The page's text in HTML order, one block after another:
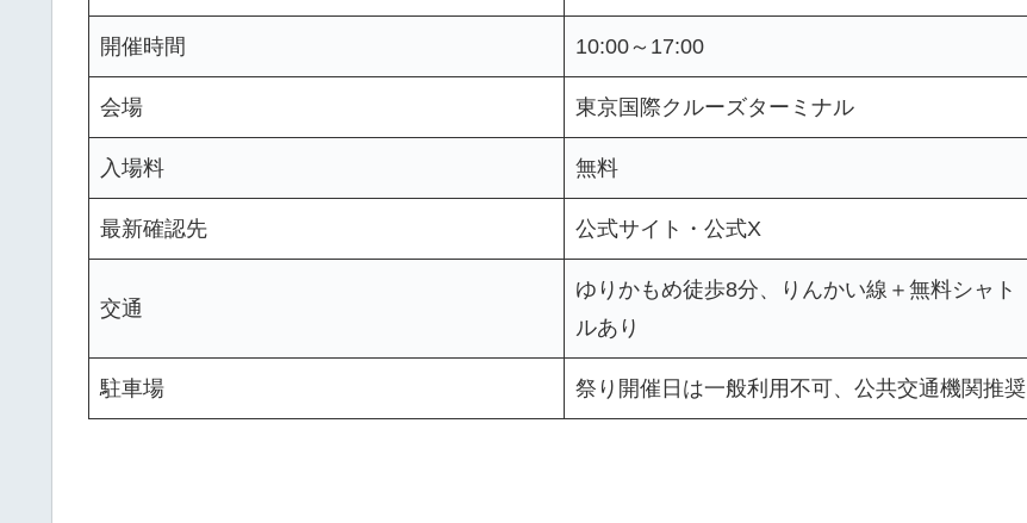
開催時間 10:00～17:00
会場 東京国際クルーズターミナル
入場料 無料
最新確認先 公式サイト・公式X
交通
ゆりかもめ徒歩8分、りんかい線＋無料シャト
ルあり
駐車場 祭り開催日は一般利用不可、公共交通機関推奨